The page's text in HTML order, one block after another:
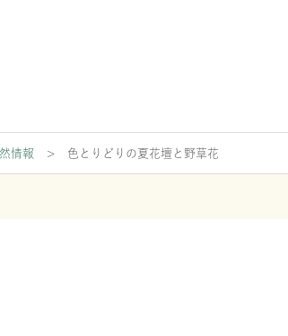
情報 > 色とりどりの夏花壇と野草花